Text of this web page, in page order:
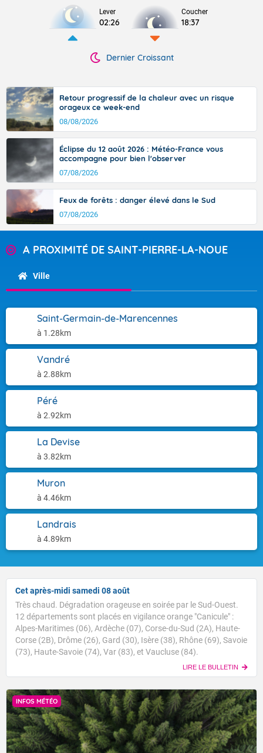
Lever
02:26
Coucher
18:37
Dernier Croissant
Retour progressif de la chaleur avec un risque
orageux ce week-end
08/08/2026
Éclipse du 12 août 2026 : Météo-France vous
accompagne pour bien l'observer
07/08/2026
Feux de forêts : danger élevé dans le Sud
07/08/2026
A PROXIMITÉ DE SAINT-PIERRE-LA-NOUE
Ville
Saint-Germain-de-Marencennes
à 1.28km
Vandré
à 2.88km
Péré
à 2.92km
La Devise
à 3.82km
Muron
à 4.46km
Landrais
à 4.89km
Cet après-midi samedi 08 août
Très chaud. Dégradation orageuse en soirée par le Sud-Ouest.
12 départements sont placés en vigilance orange "Canicule" :
Alpes-Maritimes (06), Ardèche (07), Corse-du-Sud (2A), Haute-
Corse (2B), Drôme (26), Gard (30), Isère (38), Rhône (69), Savoie
(73), Haute-Savoie (74), Var (83), et Vaucluse (84).
LIRE LE BULLETIN
INFOS MÉTÉO